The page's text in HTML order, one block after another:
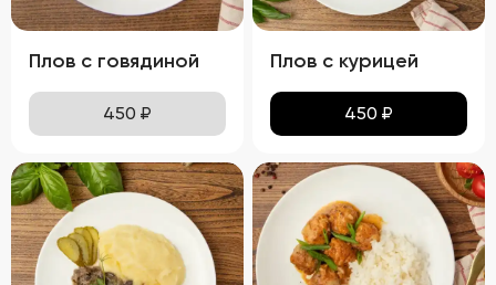
Плов с говядиной
450 ₽
Плов с курицей
450 ₽